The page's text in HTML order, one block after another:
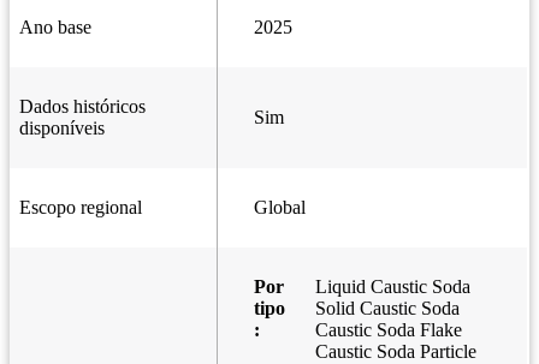
Ano base 2025
Dados históricos
disponíveis
Sim
Escopo regional Global
Por
tipo
:
Liquid Caustic Soda
Solid Caustic Soda
Caustic Soda Flake
Caustic Soda Particle